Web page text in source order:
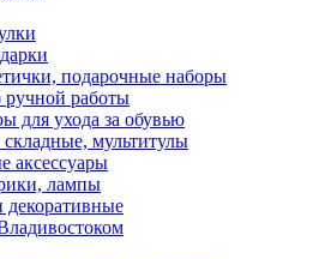
подарочные наборы
работы
для ухода за обувью
мультитулы
аксессуары
лампы
декоративные